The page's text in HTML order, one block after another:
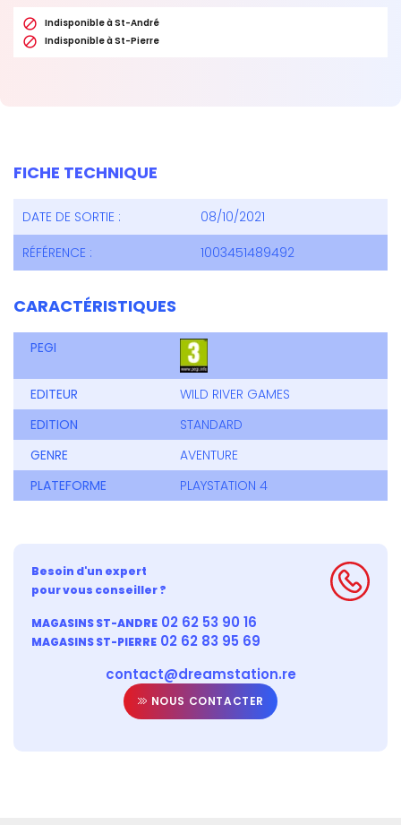
 Indisponible à St-André
 Indisponible à St-Pierre
FICHE TECHNIQUE
DATE DE SORTIE :
08/10/2021
RÉFÉRENCE :
1003451489492
CARACTÉRISTIQUES
PEGI
EDITEUR
WILD RIVER GAMES
EDITION
STANDARD
GENRE
AVENTURE
PLATEFORME
PLAYSTATION 4
Besoin d'un expert
pour vous conseiller ?
MAGASINS ST-ANDRE 02 62 53 90 16
MAGASINS ST-PIERRE 02 62 83 95 69
contact@dreamstation.re
NOUS CONTACTER